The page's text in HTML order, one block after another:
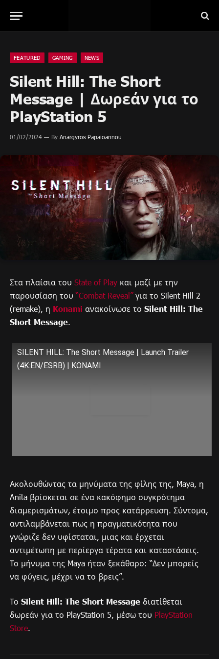
FEATURED GAMING NEWS
Silent Hill: The Short
Message | Δωρεάν για το
PlayStation 5
01/02/2024 By Anargyros Papaioannou
Στα πλαίσια του State of Play και μαζί με την
παρουσίαση του“Combat Reveal”για το Silent Hill 2
(remake), η Konami ανακοίνωσε το Silent Hill: The
Short Message.
SILENT HILL: The Short Message | Launch Trailer
(4K:EN/ESRB) | KONAMI
Ακολουθώντας τα μηνύματα της φίλης της, Maya, η
Anita βρίσκεται σε ένα κακόφημο συγκρότημα
διαμερισμάτων, έτοιμο προς κατάρρευση. Σύντομα,
αντιλαμβάνεται πως η πραγματικότητα που
γνώριζε δεν υφίσταται, μιας και έρχεται
αντιμέτωπη με περίεργα τέρατα και καταστάσεις.
Το μήνυμα της Maya ήταν ξεκάθαρο: “Δεν μπορείς
να φύγεις, μέχρι να το βρεις”.
Το Silent Hill: The Short Message διατίθεται
δωρεάν για το PlayStation 5, μέσω του PlayStation
Store.